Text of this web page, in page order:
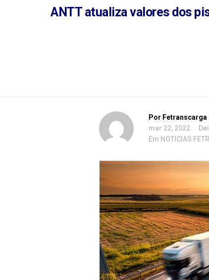
ANTT atualiza valores dos
Por Fetranscarga
mar 22, 2022
Em NOTICIAS